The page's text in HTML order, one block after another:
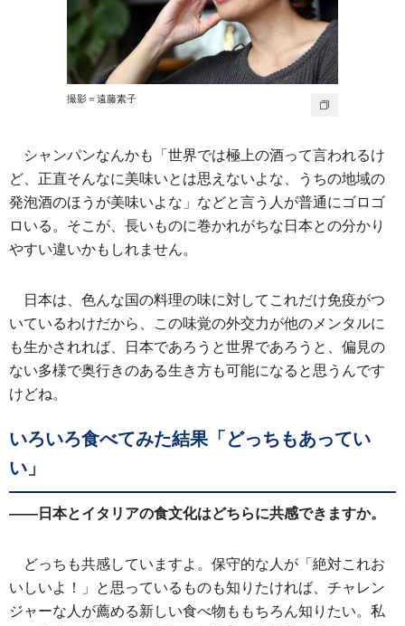
撮影＝遠藤素子
シャンパンなんかも「世界では極上の酒って言われるけ
ど、正直そんなに美味いとは思えないよな、うちの地域の
発泡酒のほうが美味いよな」などと言う人が普通にゴロゴ
ロいる。そこが、長いものに巻かれがちな日本との分かり
やすい違いかもしれません。
日本は、色んな国の料理の味に対してこれだけ免疫がつ
いているわけだから、この味覚の外交力が他のメンタルに
も生かされれば、日本であろうと世界であろうと、偏見の
ない多様で奥行きのある生き方も可能になると思うんです
けどね。
いろいろ食べてみた結果「どっちもあってい
い」
――日本とイタリアの食文化はどちらに共感できますか。
どっちも共感していますよ。保守的な人が「絶対これお
いしいよ！」と思っているものも知りたければ、チャレン
ジャーな人が薦める新しい食べ物ももちろん知りたい。私